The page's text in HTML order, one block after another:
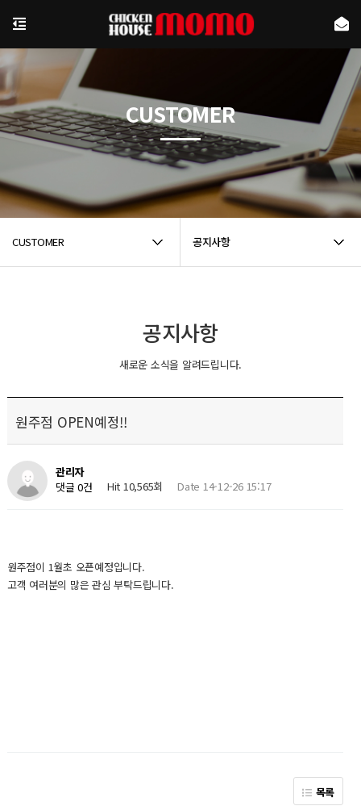
CUSTOMER 공지사항
CUSTOMER
공지사항
새로운 소식을 알려드립니다.
원주점 OPEN예정!!
관리자
댓글 0건
Hit 10,565회 Date 14-12-26 15:17
원주점이 1월초 오픈예정입니다.
고객 여러분의 많은 관심 부탁드립니다.
목록